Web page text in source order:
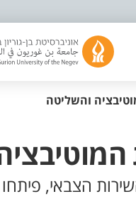
והשליטה
הצבאי,